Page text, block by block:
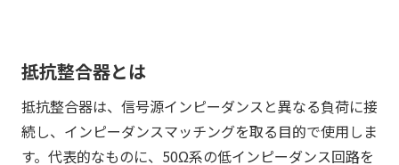
抵抗整合器とは
抵抗整合器は、信号源インピーダンスと異なる負荷に接
続し、インピーダンスマッチングを取る目的で使用しま
す。代表的なものに、50Ω系の低インピーダンス回路を